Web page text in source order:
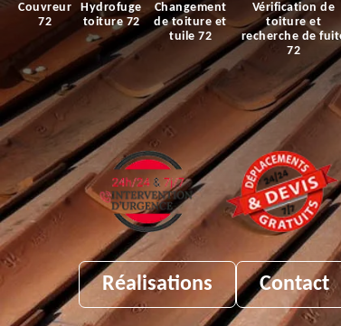
Couvreur
72
Hydrofuge
toiture 72
Changement
de toiture et
tuile 72
Vérification de
toiture et
recherche de
72
Réalisations Contact